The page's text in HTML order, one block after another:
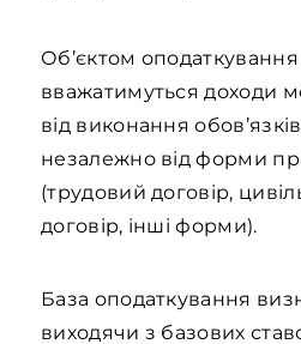
Об’єктом
вважатимуться доходи
від виконання
незалежно від форми
(трудовий договір,
договір, інші форми).
База оподаткування
виходячи з базових